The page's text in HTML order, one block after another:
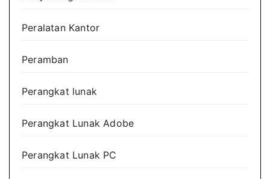
Peralatan Kantor
Peramban
Perangkat lunak
Perangkat Lunak Adobe
Perangkat Lunak PC